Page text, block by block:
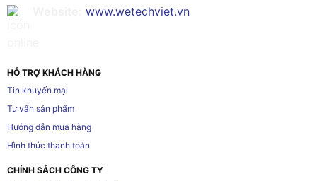
www.wetechviet.vn
HỖ TRỢ KHÁCH HÀNG
Tin khuyến mại
Tư vấn sản phẩm
Hướng dẫn mua hàng
Hình thức thanh toán
CHÍNH SÁCH CÔNG TY